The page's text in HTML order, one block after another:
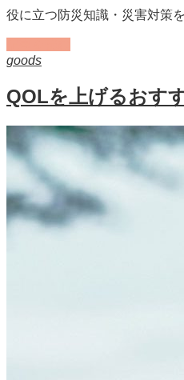
役に立つ防災知識・災害対策
goods
QOLを上げるおす